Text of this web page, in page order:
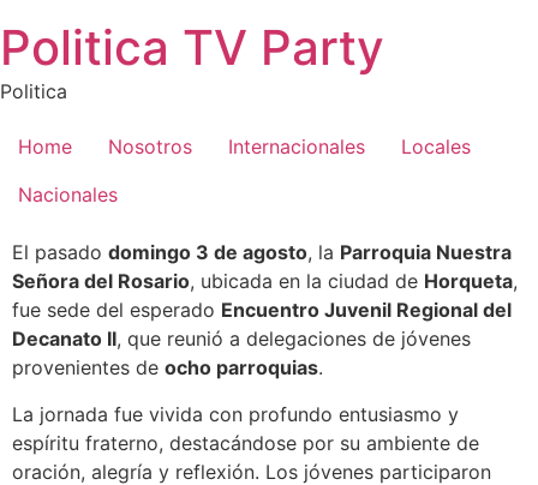
al
contenido
Politica TV Party
Politica
Home Nosotros Internacionales
Locales
Nacionales
El pasado domingo 3 de agosto, la Parroquia Nuestra
Señora del Rosario, ubicada en la ciudad de Horqueta,
fue sede del esperado Encuentro Juvenil Regional del
Decanato II, que reunió a delegaciones de jóvenes
provenientes de ocho parroquias.
La jornada fue vivida con profundo entusiasmo y
espíritu fraterno, destacándose por su ambiente de
oración, alegría y reflexión. Los jóvenes participaron